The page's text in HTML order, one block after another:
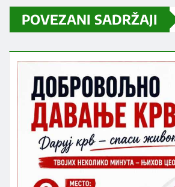
POVEZANI SADRŽAJI